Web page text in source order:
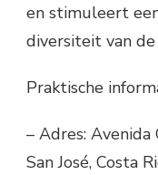
en stimuleert
diversiteit van de
Praktische
– Adres:
San José, Costa